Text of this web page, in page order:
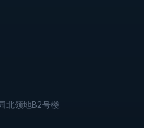
北领地B2号楼.